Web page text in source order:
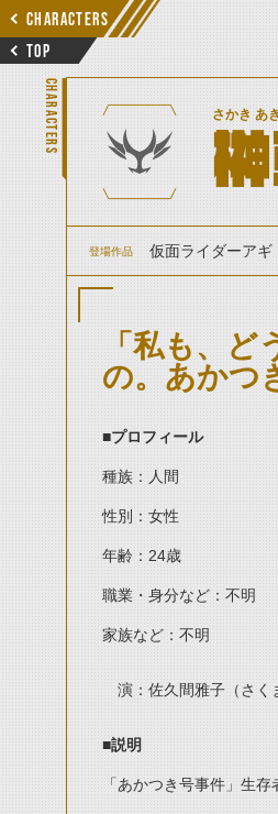
CHARACTERS
TOP
CHARACTERS さかき あき
登場作品 仮面ライダーアギ
「私も、
の。あかつ
■プロフィール
種族：人間
性別：女性
年齢： 24歳
職業・身分など：不明
家族など：不明
演：佐久間雅子（さく
■説明
「あかつき号事件 」生存